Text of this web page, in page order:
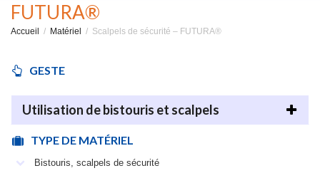
FUTURA®
Accueil Matériel Scalpels de sécurité – FUTURA®
GESTE
Utilisation de bistouris et scalpels
TYPE DE MATÉRIEL
Bistouris, scalpels de sécurité